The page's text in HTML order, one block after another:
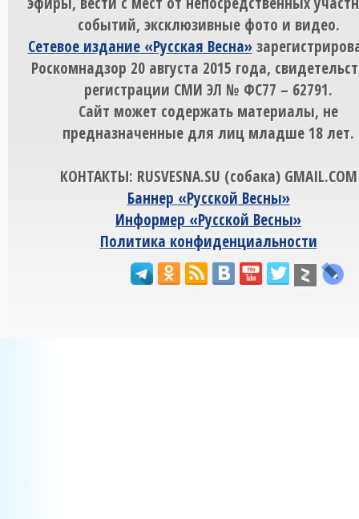
событий, эксклюзивные фото и видео.
Сетевое издание «Русская Весна»
Роскомнадзор 20 августа 2015 года,
регистрации СМИ ЭЛ № ФС77 – 62791.
Сайт может содержать материалы, не
предназначенные для лиц младше 18 лет.
КОНТАКТЫ: RUSVESNA.SU (собака) GMAIL.COM
Баннер «Русской Весны»
Информер «Русской Весны»
Политика конфиденциальности